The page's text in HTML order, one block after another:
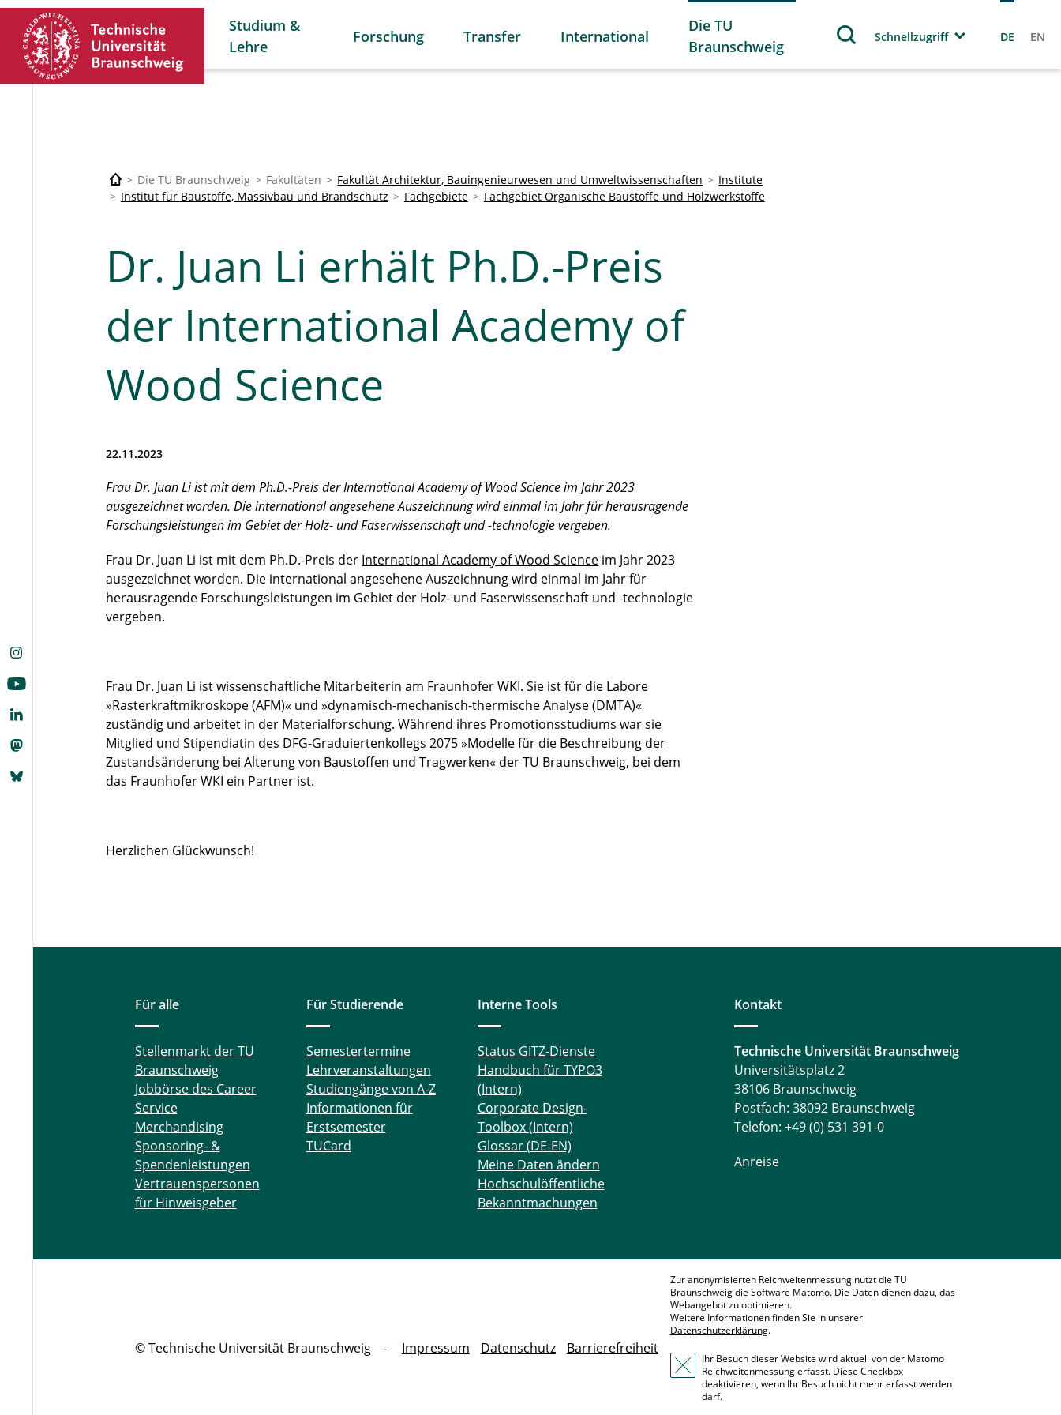
Studium &
Lehre
Forschung Transfer International
Die TU
Braunschweig
Schnellzugriff DE EN
Die TU Braunschweig Fakultäten Fakultät Architektur, Bauingenieurwesen und Umweltwissenschaften
Institute
Institut für Baustoffe, Massivbau und Brandschutz
Fachgebiete Fachgebiet Organische Baustoffe und Holzwerkstoffe
Dr. Juan Li erhält Ph.D.-Preis
der International Academy of
Wood Science
22.11.2023
Frau Dr. Juan Li ist mit dem Ph.D.-Preis der International Academy of Wood Science im Jahr 2023
ausgezeichnet worden. Die international angesehene Auszeichnung wird einmal im Jahr für herausragende
Forschungsleistungen im Gebiet der Holz- und Faserwissenschaft und -technologie vergeben.
Frau Dr. Juan Li ist mit dem Ph.D.-Preis der International Academy of Wood Science im Jahr 2023
ausgezeichnet worden. Die international angesehene Auszeichnung wird einmal im Jahr für
herausragende Forschungsleistungen im Gebiet der Holz- und Faserwissenschaft und -technologie
vergeben.
Frau Dr. Juan Li ist wissenschaftliche Mitarbeiterin am Fraunhofer WKI. Sie ist für die Labore
»Rasterkraftmikroskope (AFM)« und »dynamisch-mechanisch-thermische Analyse (DMTA)«
zuständig und arbeitet in der Materialforschung. Während ihres Promotionsstudiums war sie
Mitglied und Stipendiatin des DFG-Graduiertenkollegs 2075 »Modelle für die Beschreibung der
Zustandsänderung bei Alterung von Baustoffen und Tragwerken« der TU Braunschweig, bei dem
das Fraunhofer WKI ein Partner ist.
Herzlichen Glückwunsch!
Für alle
Stellenmarkt der TU
Braunschweig
Jobbörse des Career
Service
Merchandising
Sponsoring- &
Spendenleistungen
Vertrauenspersonen
für Hinweisgeber
Für Studierende
Semestertermine
Lehrveranstaltungen
Studiengänge von A-Z
Informationen für
Erstsemester
TUCard
Interne Tools
Status GITZ-Dienste
Handbuch für TYPO3
(Intern)
Corporate Design-
Toolbox (Intern)
Glossar (DE-EN)
Meine Daten ändern
Hochschulöffentliche
Bekanntmachungen
Kontakt
Technische Universität Braunschweig
Universitätsplatz 2
38106 Braunschweig
Postfach: 38092 Braunschweig
Telefon: +49 (0) 531 391-0
Anreise
© Technische Universität Braunschweig Impressum Datenschutz Barrierefreiheit
Zur anonymisierten Reichweitenmessung nutzt die TU
Braunschweig die Software Matomo. Die Daten dienen dazu, das
Webangebot zu optimieren.
Weitere Informationen finden Sie in unserer
Datenschutzerklärung.
Ihr Besuch dieser Website wird aktuell von der Matomo
Reichweitenmessung erfasst. Diese Checkbox
deaktivieren, wenn Ihr Besuch nicht mehr erfasst werden
darf.